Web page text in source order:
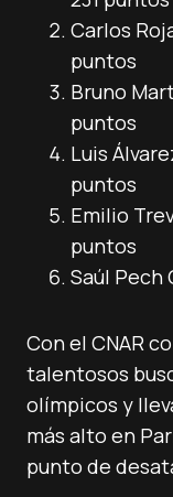
Carlos
puntos
Bruno
puntos
Luis
puntos
Emilio
puntos
Saúl Pech
Con el CNAR
talentosos
olímpicos y
más alto en
punto de